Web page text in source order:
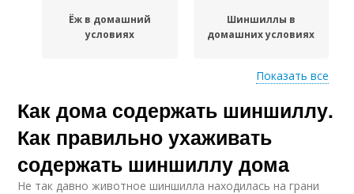
Ёж в домашний
условиях
Шиншиллы в
домашних условиях
Домашняя шиншилла
Показать все
Как дома содержать шиншиллу.
Как правильно ухаживать
содержать шиншиллу дома
Не так давно животное шиншилла находилась на грани